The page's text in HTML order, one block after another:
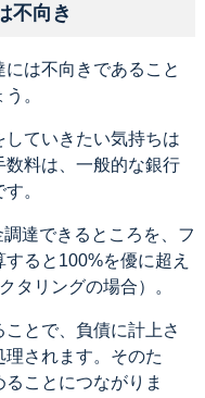
不向き
は不向きであること
。
ていきたい気持ちは
料は、一般的な銀行
。
達できるところを、フ
ると100%を優に超え
タリングの場合）。
とで、負債に計上さ
されます。そのた
ことにつながりま